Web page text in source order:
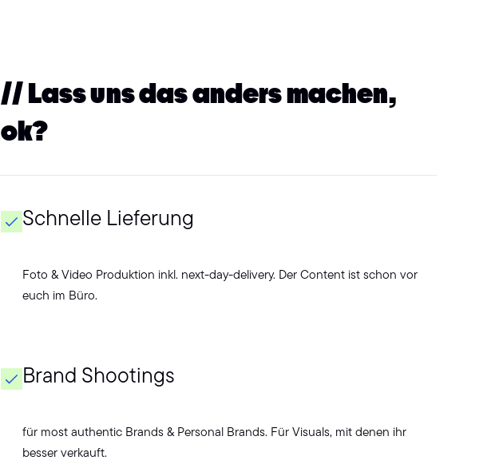
// Lass uns das anders machen,
ok?
Schnelle Lieferung
Foto & Video Produktion inkl. next-day-delivery. Der Content ist schon vor
euch im Büro.
Brand Shootings
für most authentic Brands & Personal Brands. Für Visuals, mit denen ihr
besser verkauft.